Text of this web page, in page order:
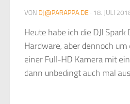
VON DJ@PARAPPA.DE · 18. JULI
Heute habe ich die DJI
Hardware, aber dennoch
einer Full-HD Kamera mit
dann unbedingt auch mal